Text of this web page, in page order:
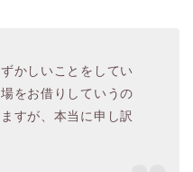
かしいことをしてい
をお借りしていうの
すが、本当に申し訳